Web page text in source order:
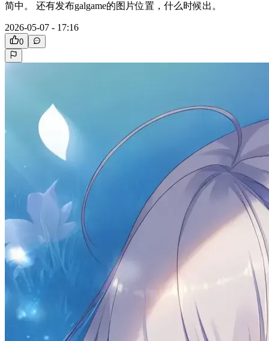
简中。 还有发布galgame的图片位置，什么时候出。
2026-05-07 - 17:16
0